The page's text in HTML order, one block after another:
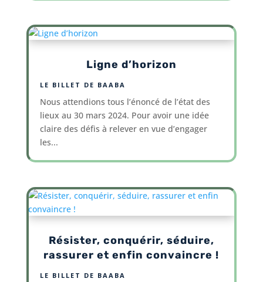
Ligne d’horizon
LE BILLET DE BAABA
Nous attendions tous l’énoncé de l’état des
lieux au 30 mars 2024. Pour avoir une idée
claire des défis à relever en vue d’engager
les...
Résister, conquérir, séduire,
rassurer et enfin convaincre !
LE BILLET DE BAABA